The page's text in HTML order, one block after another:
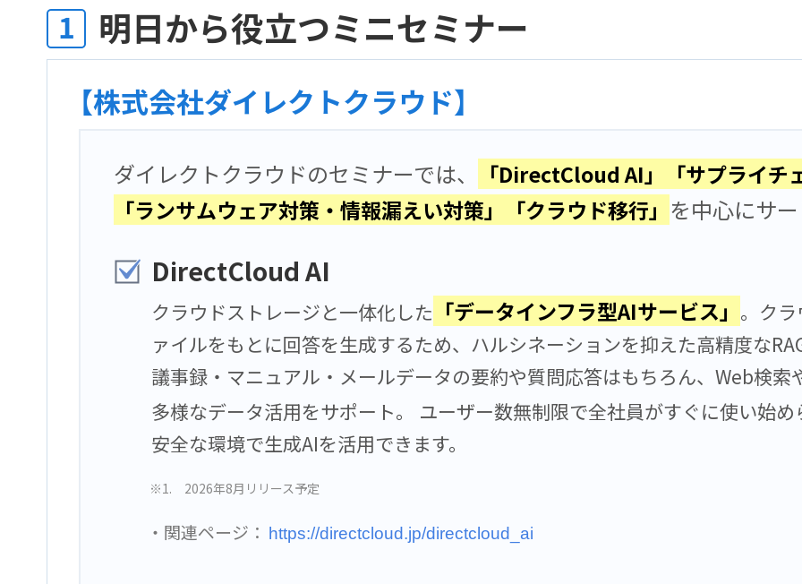
1 明日から役立つミニセミナー
【株式会社ダイレクトクラウド】
ダイレクトクラウドのセミナーでは、
「DirectCloud AI」「サプライチ
「ランサムウェア対策・情報漏えい対策」「クラウド移行」 を中心にサ
DirectCloud AI
クラウドストレージと一体化した 「データインフラ型AIサービス」 。ク
ァイルをもとに回答を生成するため、ハルシネーションを抑えた高精度な
議事録・マニュアル・メールデータの要約や質問応答はもちろん、Web検索
多様なデータ活用をサポート。 ユーザー数無制限で全社員がすぐに使い始
安全な環境で生成AIを活用できます。
※1. 2026年8月リリース予定
・関連ページ： https://directcloud.jp/directcloud_ai